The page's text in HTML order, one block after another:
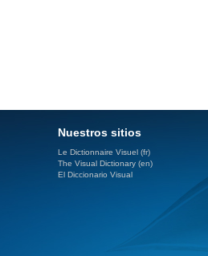
Nuestros sitios
Le Dictionnaire Visuel (fr)
The Visual Dictionary (en)
El Diccionario Visual